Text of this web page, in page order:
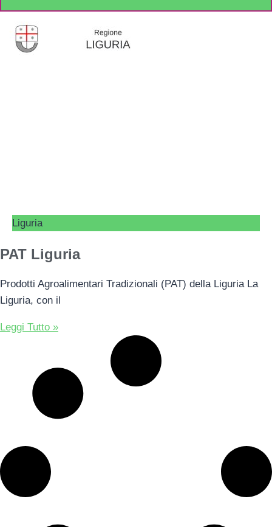
Liguria
PAT Liguria
Prodotti Agroalimentari Tradizionali (PAT) della Liguria La
Liguria, con il
Leggi Tutto »